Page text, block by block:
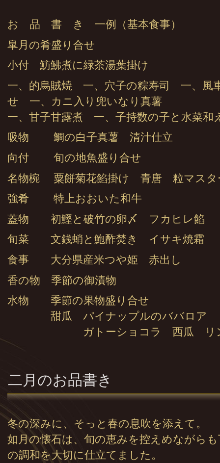
お 品 書 き 一例（基本食事）
皐月の肴盛り合せ
小付 魴鮄煮に緑茶湯葉掛け
一、的烏賊焼 一、穴子の粽寿司 一、風
せ 一、カニ入り兜いなり真薯
一、甘子甘露煮 一、子持数の子と水菜和
吸物 鯛の白子真薯 清汁仕立
向付 旬の地魚盛り合せ
名物椀 粟餅菊花餡掛け 青唐 粒マスタ
強肴 特上おおいた和牛
蓋物 初鰹と破竹の卵〆 フカヒレ餡
旬菜 文銭蛸と鮑酢焚き イサキ焼霜
食事 大分県産米つや姫 赤出し
香の物 季節の御漬物
水物 季節の果物盛り合せ
甜瓜 パイナップルのババロア
ガトーショコラ 西瓜 リンゴ
二月のお品書き
冬の深みに、そっと春の息吹を添えて。
如月の懐石は、旬の恵みを控えめながら
の調和を大切に仕立てました。